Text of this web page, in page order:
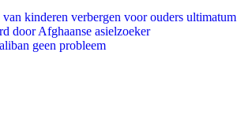
kinderen verbergen voor ouders ultimatum
door Afghaanse asielzoeker
geen probleem